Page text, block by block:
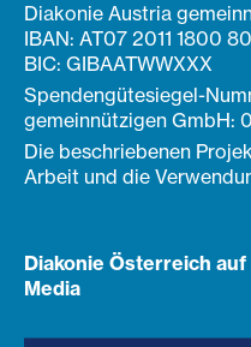
Diakonie Austria
IBAN: AT07 2011 1800
BIC: GIBAATWWXXX
Spendengütesiegel-
gemeinnützigen GmbH:
Die beschriebenen
Arbeit und die
Diakonie Österreich auf
Media